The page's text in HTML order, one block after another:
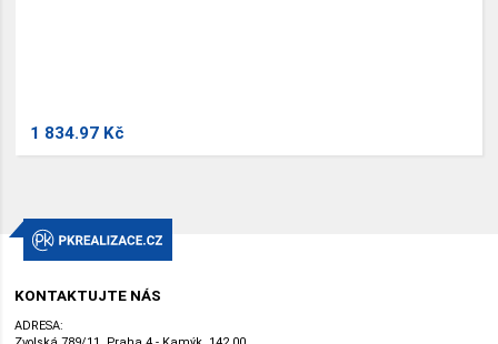
1 834.97 Kč
KONTAKTUJTE NÁS
ADRESA: